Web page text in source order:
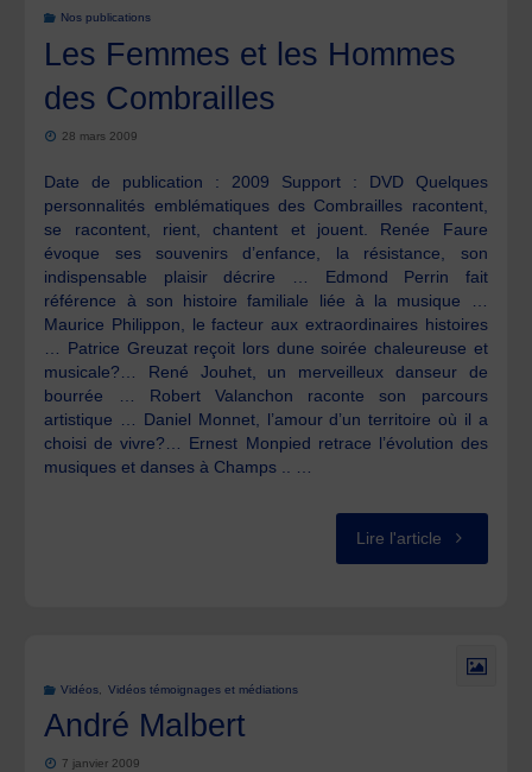
Nos publications
Les Femmes et les Hommes
des Combrailles
28 mars 2009
Date de publication : 2009 Support : DVD Quelques
personnalités emblématiques des Combrailles racontent,
se racontent, rient, chantent et jouent. Renée Faure
évoque ses souvenirs d’enfance, la résistance, son
indispensable plaisir décrire … Edmond Perrin fait
référence à son histoire familiale liée à la musique …
Maurice Philippon, le facteur aux extraordinaires histoires
… Patrice Greuzat reçoit lors dune soirée chaleureuse et
musicale?… René Jouhet, un merveilleux danseur de
bourrée … Robert Valanchon raconte son parcours
artistique … Daniel Monnet, l’amour d’un territoire où il a
choisi de vivre?… Ernest Monpied retrace l’évolution des
musiques et danses à Champs .. …
Lire l'article"Les
Vidéos Vidéos témoignages et médiations
André Malbert
7 janvier 2009